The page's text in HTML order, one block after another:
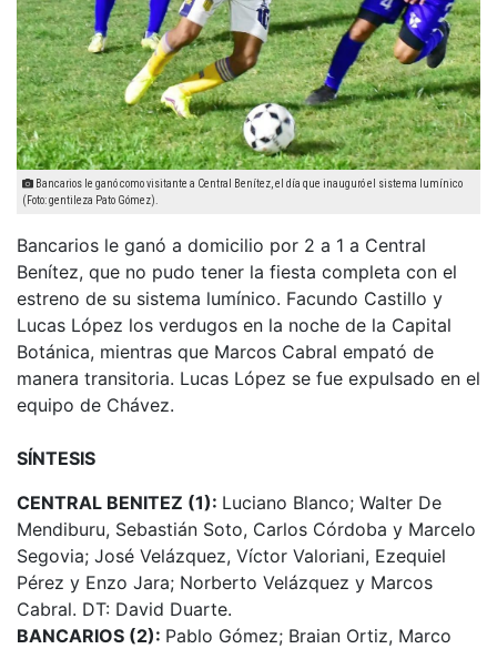
Bancarios le ganó como visitante a Central Benítez, el día que inauguró el sistema lumínico
(Foto: gentileza Pato Gómez).
Bancarios le ganó a domicilio por 2 a 1 a Central
Benítez, que no pudo tener la fiesta completa con el
estreno de su sistema lumínico. Facundo Castillo y
Lucas López los verdugos en la noche de la Capital
Botánica, mientras que Marcos Cabral empató de
manera transitoria. Lucas López se fue expulsado en el
equipo de Chávez.
SÍNTESIS
CENTRAL BENITEZ (1): Luciano Blanco; Walter De
Mendiburu, Sebastián Soto, Carlos Córdoba y Marcelo
Segovia; José Velázquez, Víctor Valoriani, Ezequiel
Pérez y Enzo Jara; Norberto Velázquez y Marcos
Cabral. DT: David Duarte.
BANCARIOS (2): Pablo Gómez; Braian Ortiz, Marco